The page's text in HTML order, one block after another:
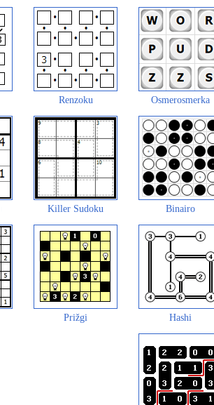
Renzoku Osmerosmerka
Killer Sudoku Binairo
Prižgi Hashi